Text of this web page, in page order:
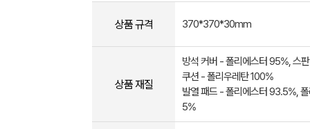
상품 규격 370*370*30mm
상품 재질
방석 커버 - 폴리에스터 95%, 스
쿠션 - 폴리우레탄 100%
발열 패드 - 폴리에스터 93.5%,
5%